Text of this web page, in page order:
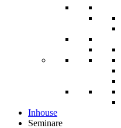
Inhouse
Seminare